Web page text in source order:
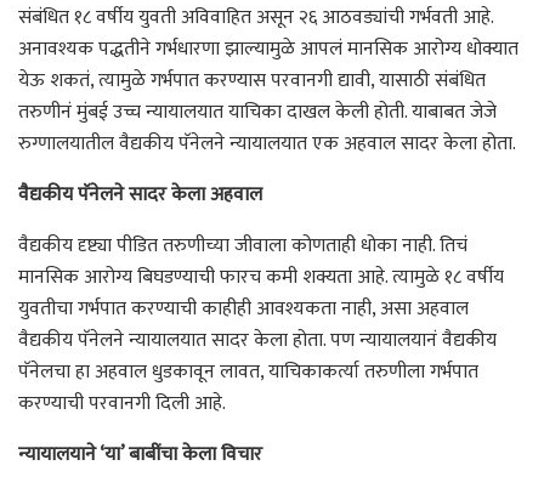
संबंधित १८ वर्षीय युवती अविवाहित असून २६ आठवड्यांची गर्भवती आहे.
अनावश्यक पद्धतीने गर्भधारणा झाल्यामुळे आपलं मानसिक आरोग्य धोक्यात
येऊ शकतं, त्यामुळे गर्भपात करण्यास परवानगी द्यावी, यासाठी संबंधित
तरुणीनं मुंबई उच्च न्यायालयात याचिका दाखल केली होती. याबाबत जेजे
रुग्णालयातील वैद्यकीय पॅनेलने न्यायालयात एक अहवाल सादर केला होता.
वैद्यकीय पॅनेलने सादर केला अहवाल
वैद्यकीय दृष्ट्या पीडित तरुणीच्या जीवाला कोणताही धोका नाही. तिचं
मानसिक आरोग्य बिघडण्याची फारच कमी शक्यता आहे. त्यामुळे १८ वर्षीय
युवतीचा गर्भपात करण्याची काहीही आवश्यकता नाही, असा अहवाल
वैद्यकीय पॅनेलने न्यायालयात सादर केला होता. पण न्यायालयानं वैद्यकीय
पॅनेलचा हा अहवाल धुडकावून लावत, याचिकाकर्त्या तरुणीला गर्भपात
करण्याची परवानगी दिली आहे.
न्यायालयाने ‘या’ बाबींचा केला विचार